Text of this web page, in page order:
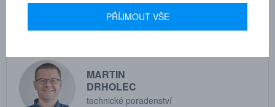
MARTIN
DRHOLEC
technické poradenství
PŘÍJMOUT VŠE